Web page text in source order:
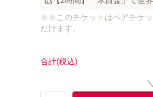
※※このチケットはペアチケッ
だけます。
合計(税込)